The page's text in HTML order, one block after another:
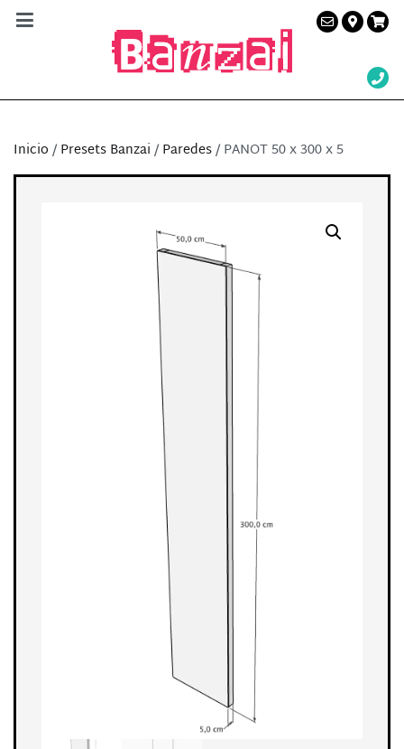
Banzai Studio
Alquiler de plató en Barcelona – Servicios a la
Inicio/Presets Banzai/Paredes/ PANOT 50 x 300 x 5